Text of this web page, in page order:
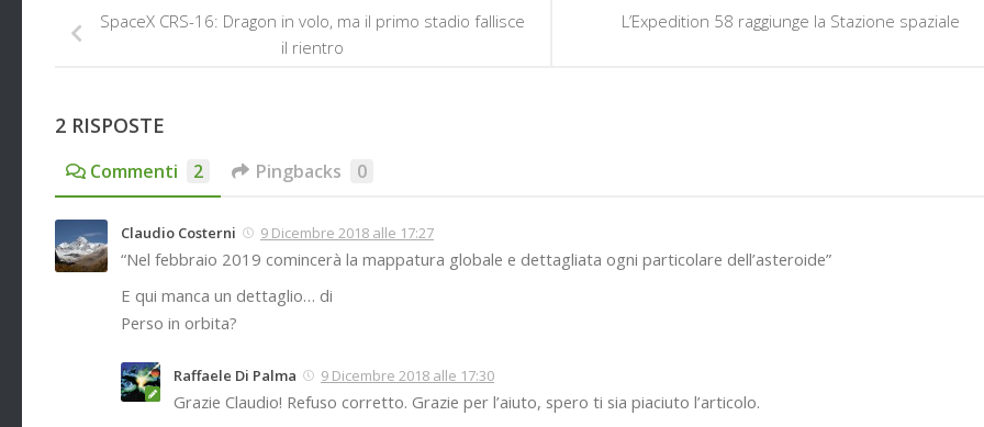
L’Expedition 58 raggiunge la Stazione spaziale
SpaceX CRS-16: Dragon in volo, ma il primo stadio fallisce
il rientro
2 RISPOSTE
Commenti 2 Pingbacks 0
Claudio Costerni 9 Dicembre 2018 alle 17:27
“Nel febbraio 2019 comincerà la mappatura globale e dettagliata ogni particolare dell’asteroide”
E qui manca un dettaglio… di
Perso in orbita?
Raffaele Di Palma 9 Dicembre 2018 alle 17:30
Grazie Claudio! Refuso corretto. Grazie per l’aiuto, spero ti sia piaciuto l’articolo.